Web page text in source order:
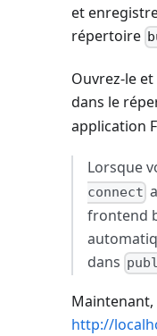
et
répertoire
Ouvrez-le
dans le
application
Lorsque
connect
frontend
dans
Maintenant,
http://